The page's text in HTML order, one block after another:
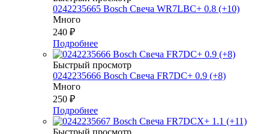
0242235665 Bosch Свеча WR7LBC+ 0.8 (+10)
Много
240 ₽
Подробнее
Быстрый просмотр
0242235666 Bosch Свеча FR7DC+ 0.9 (+8)
Много
250 ₽
Подробнее
Быстрый просмотр